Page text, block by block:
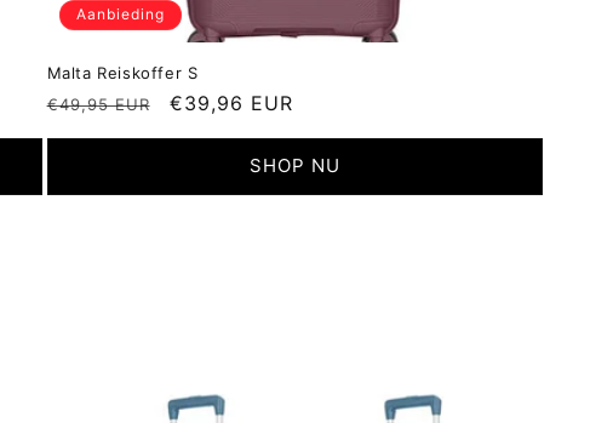
Aanbieding
Malta Reiskoffer S
Normale
€49,95 EUR Aanbiedingsprijs
€39,96 EUR
SHOP NU